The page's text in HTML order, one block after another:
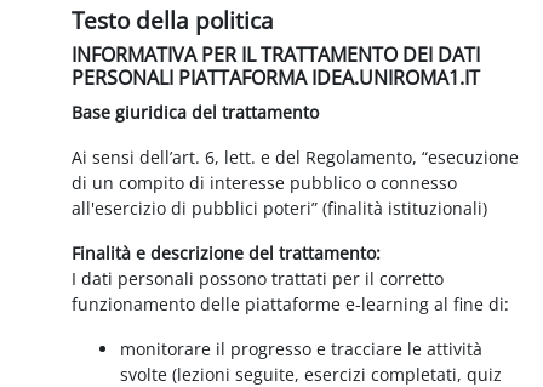
Testo della politica
INFORMATIVA PER IL TRATTAMENTO DEI DATI
PERSONALI PIATTAFORMA IDEA.UNIROMA1.IT
Base giuridica del trattamento
Ai sensi dell’art. 6, lett. e del Regolamento, “esecuzione
di un compito di interesse pubblico o connesso
all'esercizio di pubblici poteri” (finalità istituzionali)
Finalità e descrizione del trattamento:
I dati personali possono trattati per il corretto
funzionamento delle piattaforme e-learning al fine di:
monitorare il progresso e tracciare le attività
svolte (lezioni seguite, esercizi completati, quiz